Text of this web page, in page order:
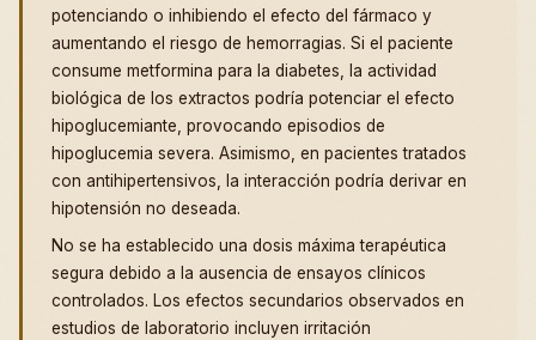
potenciando o inhibiendo el efecto del fármaco y
aumentando el riesgo de hemorragias. Si el paciente
consume metformina para la diabetes, la actividad
biológica de los extractos podría potenciar el efecto
hipoglucemiante, provocando episodios de
hipoglucemia severa. Asimismo, en pacientes tratados
con antihipertensivos, la interacción podría derivar en
hipotensión no deseada.
No se ha establecido una dosis máxima terapéutica
segura debido a la ausencia de ensayos clínicos
controlados. Los efectos secundarios observados en
estudios de laboratorio incluyen irritación